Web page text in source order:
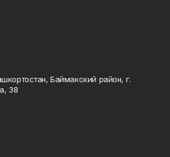
Баймакский район, г.
38